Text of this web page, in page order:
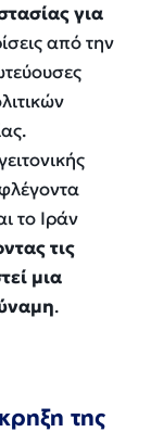
για
από την
το Ιράν
τις
μια
.
της